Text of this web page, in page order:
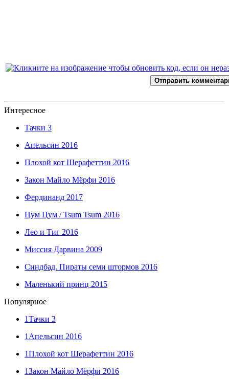
Отправить
Интересное
Тачки 3
Апельсин 2016
Плохой кот Шерафеттин 2016
Закон Майло Мёрфи 2016
Фердинанд 2017
Цум Цум / Tsum Tsum 2016
Лео и Тиг 2016
Миссия Дарвина 2009
Синдбад. Пираты семи штормов 2016
Маленький принц 2015
Популярное
1Тачки 3
1 Апельсин 2016
1Плохой кот Шерафеттин 2016
1Закон Майло Мёрфи 2016